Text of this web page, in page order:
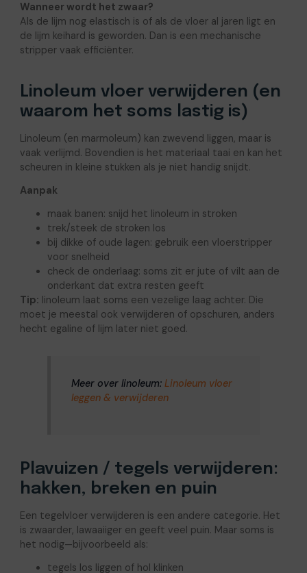
Wanneer wordt het zwaar?
Als de lijm nog elastisch is of als de vloer al jaren ligt en
de lijm keihard is geworden. Dan is een mechanische
stripper vaak efficiënter.
Linoleum vloer verwijderen (en
waarom het soms lastig is)
Linoleum (en marmoleum) kan zwevend liggen, maar is
vaak verlijmd. Bovendien is het materiaal taai en kan het
scheuren in kleine stukken als je niet handig snijdt.
Aanpak
maak banen: snijd het linoleum in stroken
trek/steek de stroken los
bij dikke of oude lagen: gebruik een vloerstripper
voor snelheid
check de onderlaag: soms zit er jute of vilt aan de
onderkant dat extra resten geeft
Tip: linoleum laat soms een vezelige laag achter. Die
moet je meestal ook verwijderen of opschuren, anders
hecht egaline of lijm later niet goed.
Meer over linoleum: Linoleum vloer
leggen & verwijderen
Plavuizen / tegels verwijderen:
hakken, breken en puin
Een tegelvloer verwijderen is een andere categorie. Het
is zwaarder, lawaaiiger en geeft veel puin. Maar soms is
het nodig—bijvoorbeeld als:
tegels los liggen of hol klinken